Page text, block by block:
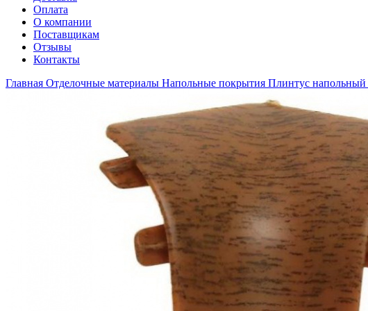
Оплата
О компании
Поставщикам
Отзывы
Контакты
Главная Отделочные материалы Напольные покрытия Плинтус напольный